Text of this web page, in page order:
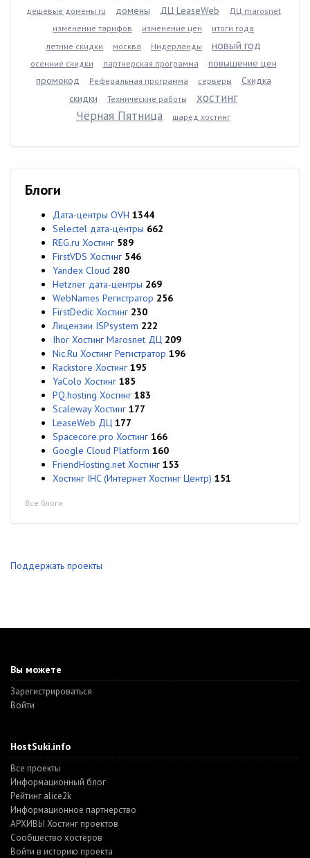
дешевые домены ru домены ДЦ LeaseWeb
ДЦ marosnet
изменение тарифов
изменение цен
итоги года
летние скидки
москва Нидерланды новый год
осенние скидки партнерская программа
повышение цен
промокод
Реферальная программа серверы
Скидка
скидки
Технические работы
хостинг
Чёрная Пятница
шаред хостинг
Блоги
Дата-центры OVH 1344
Selectel дата-центры 662
REG.ru Хостинг 589
FirstVDS Хостинг 546
Yandex Cloud 280
Hetzner дата-центры 269
WebNames Регистратор 256
FirstDedic Хостинг 230
Лицензии ISPsystem 222
Ihor Хостинг Marosnet ДЦ 209
Nic.Ru Хостинг Регистратор 196
Rackstore Хостинг 195
YaColo Хостинг 185
PQ.hosting Хостинг 183
Scaleway Хостинг 177
LeaseWeb ДЦ 177
Spacecore.pro Хостинг 166
Google Cloud Platform 160
FriendHosting.net Хостинг 153
Хостинг IHC (Интернет Хостинг Центр) 151
Все блоги
Поддержать проекты
Вы можете
Зарегистрироваться
Войти
HostSuki.info
Все проекты
Информационный блог
Рейтинг alice2k
Информационное партнерство
АРХИВЫ Хостинг проектов
Cообщество хостеров
Войти в историю проекта